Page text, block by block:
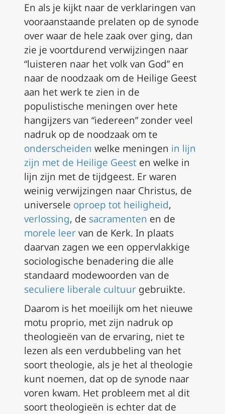
En als je kijkt naar de verklaringen van
vooraanstaande prelaten op de synode
over waar de hele zaak over ging, dan
zie je voortdurend verwijzingen naar
“luisteren naar het volk van God” en
naar de noodzaak om de Heilige Geest
aan het werk te zien in de
populistische meningen over hete
hangijzers van “iedereen” zonder veel
nadruk op de noodzaak om te
onderscheiden welke meningen in lijn
zijn met de Heilige Geest en welke in
lijn zijn met de tijdgeest. Er waren
weinig verwijzingen naar Christus, de
universele oproep tot heiligheid,
verlossing, de sacramenten en de
morele leervan de Kerk. In plaats
daarvan zagen we een oppervlakkige
sociologische benadering die alle
standaard modewoorden van de
seculiere liberale cultuur gebruikte.
Daarom is het moeilijk om het nieuwe
motu proprio, met zijn nadruk op
theologieën van de ervaring, niet te
lezen als een verdubbeling van het
soort theologie, als je het al theologie
kunt noemen, dat op de synode naar
voren kwam. Het probleem met al dit
soort theologieën is echter dat de